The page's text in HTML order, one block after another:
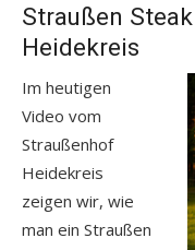
Straußen
Heidekreis
Im heutigen
Video vom
Straußenhof
Heidekreis
zeigen wir, wie
man ein Straußen